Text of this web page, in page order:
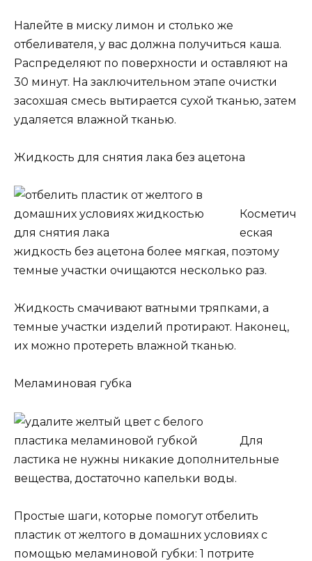
Налейте в миску лимон и столько же
отбеливателя, у вас должна получиться каша.
Распределяют по поверхности и оставляют на
30 минут. На заключительном этапе очистки
засохшая смесь вытирается сухой тканью, затем
удаляется влажной тканью.
Жидкость для снятия лака без ацетона
Косметич
еская
жидкость без ацетона более мягкая, поэтому
темные участки очищаются несколько раз.
Жидкость смачивают ватными тряпками, а
темные участки изделий протирают. Наконец,
их можно протереть влажной тканью.
Меламиновая губка
Для
ластика не нужны никакие дополнительные
вещества, достаточно капельки воды.
Простые шаги, которые помогут отбелить
пластик от желтого в домашних условиях с
помощью меламиновой губки: 1 потрите